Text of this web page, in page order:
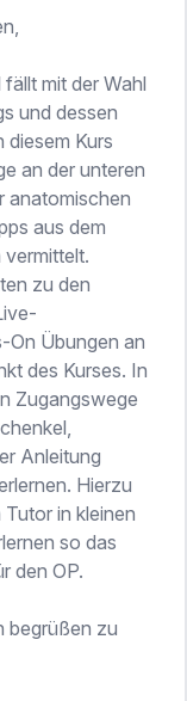
mit der Wahl
und dessen
Kurs
an der unteren
anatomischen
aus dem
vermittelt.
zu den
On Übungen an
des Kurses. In
Zugangswege
Anleitung
Hierzu
in kleinen
so das
den OP.
begrüßen zu